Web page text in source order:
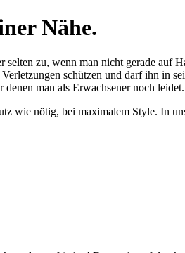
Nähe.
zu, wenn man nicht gerade auf
schützen und darf ihn in
man als Erwachsener noch leidet.
wie nötig, bei maximalem Style. In